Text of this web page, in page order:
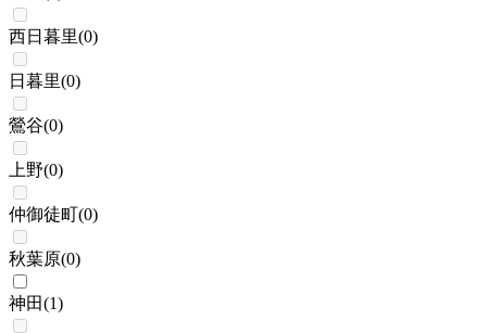
西日暮里(0)
日暮里(0)
鶯谷(0)
上野(0)
仲御徒町(0)
秋葉原(0)
神田(1)